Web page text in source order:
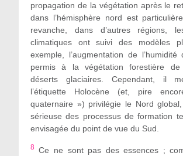
propagation de la végétation après le
dans l’hémisphère nord est
revanche, dans d’autres régions,
climatiques ont suivi des modèles
exemple, l’augmentation de l’humidité
permis à la végétation forestière de
déserts glaciaires. Cependant, il
l’étiquette Holocène (et, pire
quaternaire ») privilégie le Nord
sérieuse des processus de formation
envisagée du point de vue du Sud.
8Ce ne sont pas des essences ;